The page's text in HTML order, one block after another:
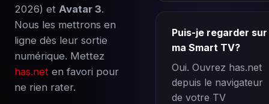
2026) et Avatar 3.
Nous les mettrons en
ligne dès leur sortie
numérique. Mettez
has.net en favori pour
ne rien rater.
Puis-je regarder sur
ma Smart TV?
Oui. Ouvrez has.net
depuis le navigateur
de votre TV